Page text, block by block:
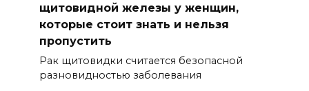
щитовидной железы у женщин,
которые стоит знать и нельзя
пропустить
Рак щитовидки считается безопасной
разновидностью заболевания